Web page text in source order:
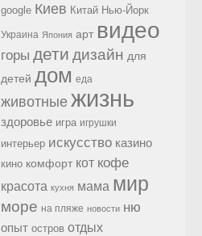
google Киев Китай Нью-Йорк
Украина Япония арт видео
горы дети дизайн для
детей дом еда
животные жизнь
здоровье игра игрушки
интерьер искусство казино
кино комфорт кот кофе
красота кухня мама мир
море на пляже новости ню
опыт остров отдых